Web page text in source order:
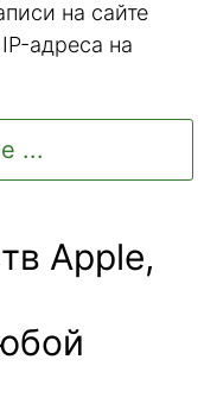
на сайте
адреса на
...
Apple,